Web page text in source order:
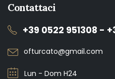
Contattaci
+39 0522 951308 -
ofturcato@gmail.com
Lun - Dom H24